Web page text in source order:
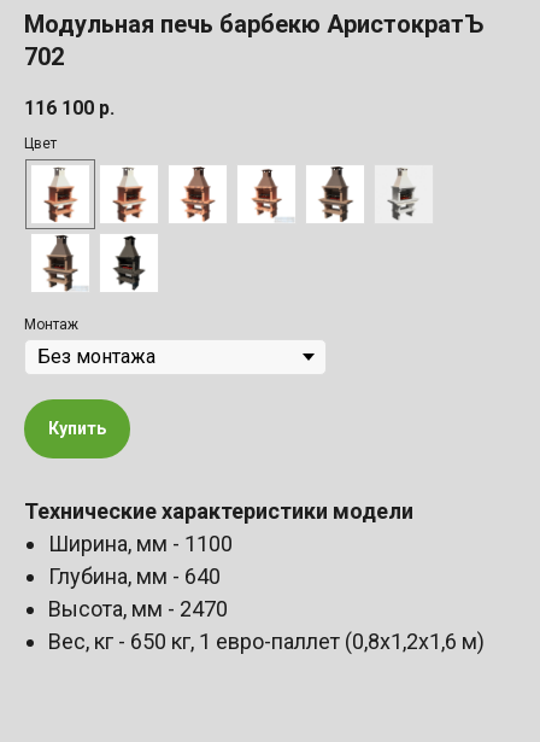
Модульная печь барбекю АристократЪ
702
116 100 р.
Цвет
Монтаж
Купить
Технические характеристики модели
Ширина, мм - 1100
Глубина, мм - 640
Высота, мм - 2470
Вес, кг - 650 кг, 1 евро-паллет (0,8х1,2х1,6 м)